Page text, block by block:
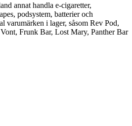
annat handla e-cigaretter,
podsystem, batterier och
varumärken i lager, såsom Rev Pod,
Frunk Bar, Lost Mary, Panther Bar